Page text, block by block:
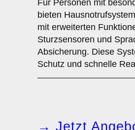
Für Personen mit
bieten
mit erweiterten
Sturzsensoren und
Absicherung. Diese
Schutz und schnelle
→ Jetzt